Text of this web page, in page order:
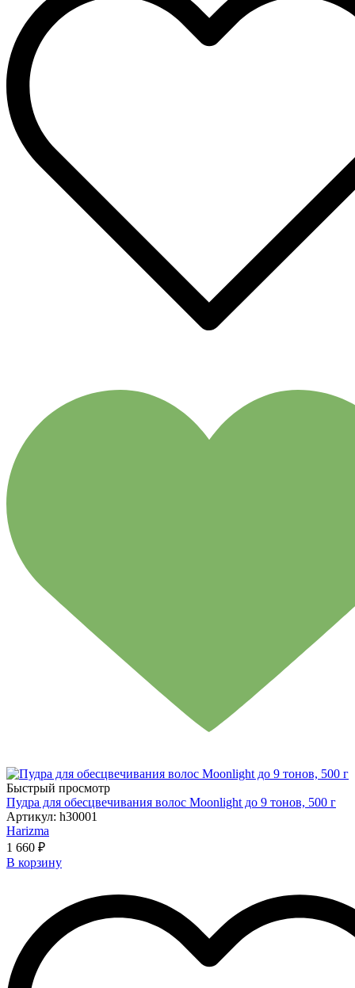
Быстрый просмотр
Пудра для обесцвечивания волос Moonlight до 9 тонов, 500 г
Артикул: h30001
Harizma
1 660 ₽
В корзину